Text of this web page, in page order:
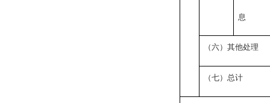
息
（六）其他处理
（七）总计